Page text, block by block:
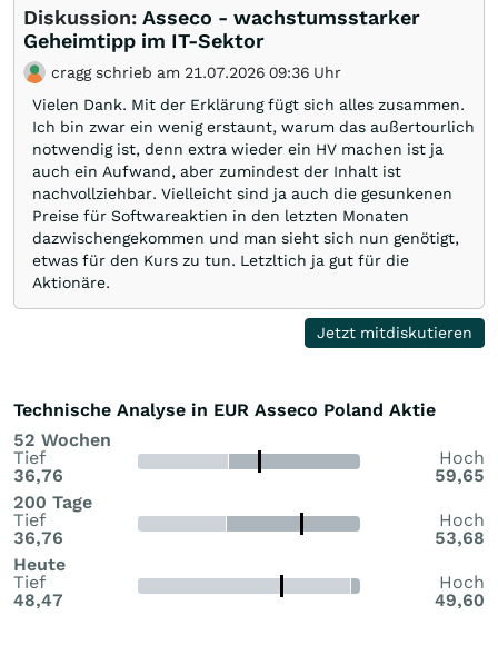
Diskussion: Asseco - wachstumsstarker
Geheimtipp im IT-Sektor
cragg schrieb am 21.07.2026 09:36 Uhr
Vielen Dank. Mit der Erklärung fügt sich alles zusammen.
Ich bin zwar ein wenig erstaunt, warum das außertourlich
notwendig ist, denn extra wieder ein HV machen ist ja
auch ein Aufwand, aber zumindest der Inhalt ist
nachvollziehbar. Vielleicht sind ja auch die gesunkenen
Preise für Softwareaktien in den letzten Monaten
dazwischengekommen und man sieht sich nun genötigt,
etwas für den Kurs zu tun. Letzltich ja gut für die
Aktionäre.
Jetzt mitdiskutieren
Technische Analyse in EUR Asseco Poland Aktie
52 Wochen
Tief
36,76
Hoch
59,65
200 Tage
Tief
36,76
Hoch
53,68
Heute
Tief
48,47
Hoch
49,60